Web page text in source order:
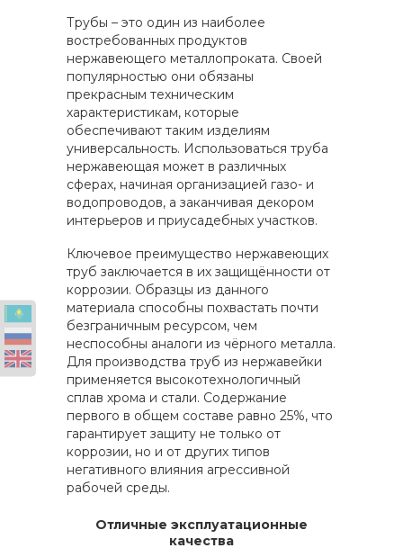
Трубы – это один из наиболее
востребованных продуктов
нержавеющего металлопроката. Своей
популярностью они обязаны
прекрасным техническим
характеристикам, которые
обеспечивают таким изделиям
универсальность. Использоваться труба
нержавеющая может в различных
сферах, начиная организацией газо- и
водопроводов, а заканчивая декором
интерьеров и приусадебных участков.
Ключевое преимущество нержавеющих
труб заключается в их защищённости от
коррозии. Образцы из данного
материала способны похвастать почти
безграничным ресурсом, чем
неспособны аналоги из чёрного металла.
Для производства труб из нержавейки
применяется высокотехнологичный
сплав хрома и стали. Содержание
первого в общем составе равно 25%, что
гарантирует защиту не только от
коррозии, но и от других типов
негативного влияния агрессивной
рабочей среды.
Отличные эксплуатационные
качества